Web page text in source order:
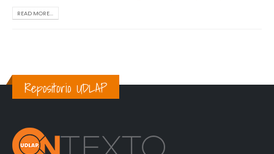
READ MORE...
Repositorio UDLAP